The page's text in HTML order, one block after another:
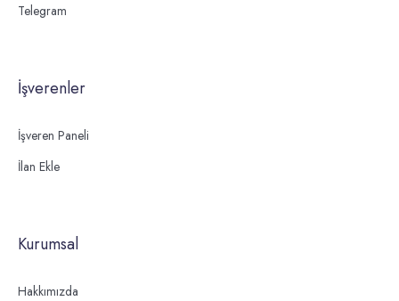
Telegram
İşverenler
İşveren Paneli
İlan Ekle
Kurumsal
Hakkımızda